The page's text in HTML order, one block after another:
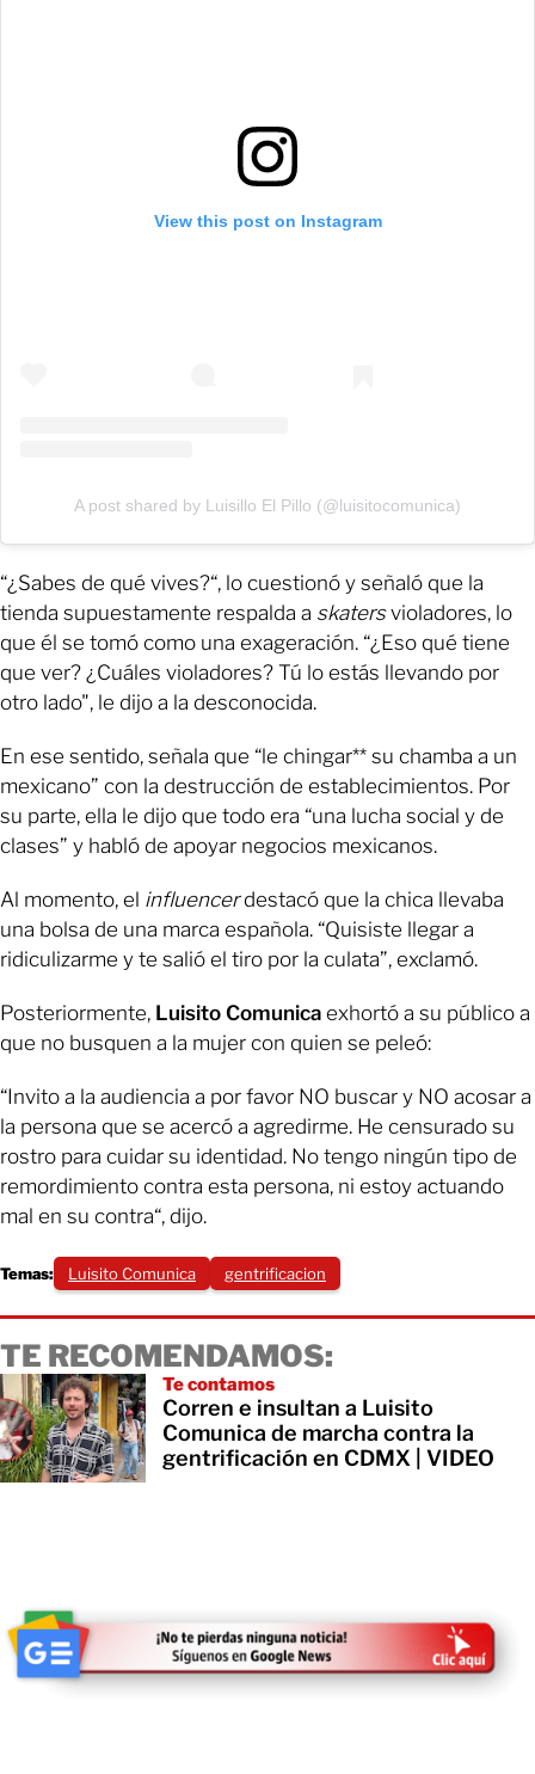
View this post on Instagram
A post shared by Luisillo El Pillo (@luisitocomunica)
“¿Sabes de qué vives?“, lo cuestionó y señaló que la
tienda supuestamente respalda a skatersvioladores, lo
que él se tomó como una exageración. “¿Eso qué tiene
que ver? ¿Cuáles violadores? Tú lo estás llevando por
otro lado", le dijo a la desconocida.
En ese sentido, señala que “le chingar** su chamba a un
mexicano” con la destrucción de establecimientos. Por
su parte, ella le dijo que todo era “una lucha social y de
clases” y habló de apoyar negocios mexicanos.
Al momento, el influencerdestacó que la chica llevaba
una bolsa de una marca española. “Quisiste llegar a
ridiculizarme y te salió el tiro por la culata”, exclamó.
Posteriormente, Luisito Comunica exhortó a su público a
que no busquen a la mujer con quien se peleó:
“Invito a la audiencia a por favor NO buscar y NO acosar a
la persona que se acercó a agredirme. He censurado su
rostro para cuidar su identidad. No tengo ningún tipo de
remordimiento contra esta persona, ni estoy actuando
mal en su contra“, dijo.
Temas: Luisito Comunica gentrificacion
TE RECOMENDAMOS:
Te contamos
Corren e insultan a Luisito
Comunica de marcha contra la
gentrificación en CDMX | VIDEO